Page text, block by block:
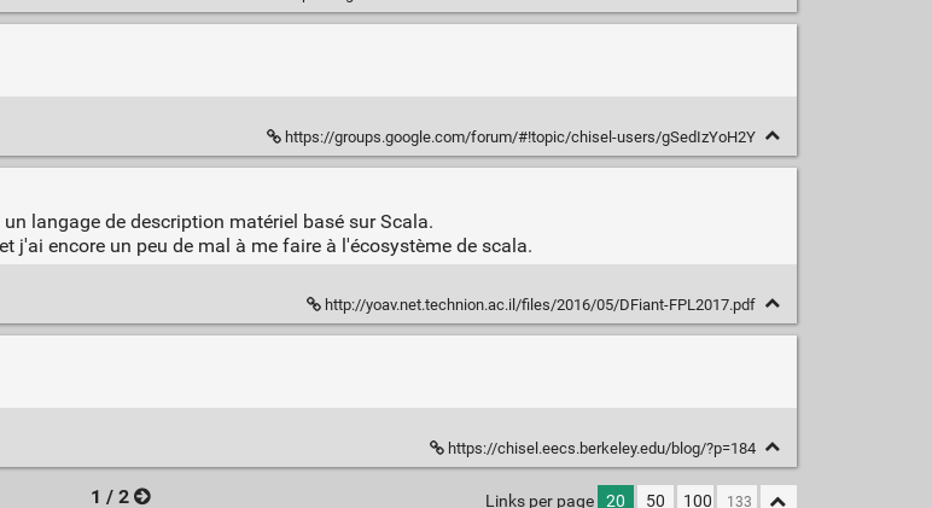
https://groups.google.com/forum/#!topic/chisel-users/gSedIzYoH2Y
langage de description matériel basé sur Scala.
j'ai encore un peu de mal à me faire à l'écosystème de scala.
http://yoav.net.technion.ac.il/files/2016/05/DFiant-FPL2017.pdf
https://chisel.eecs.berkeley.edu/blog/?p=184
1 / 2 Links per page 20 50 100